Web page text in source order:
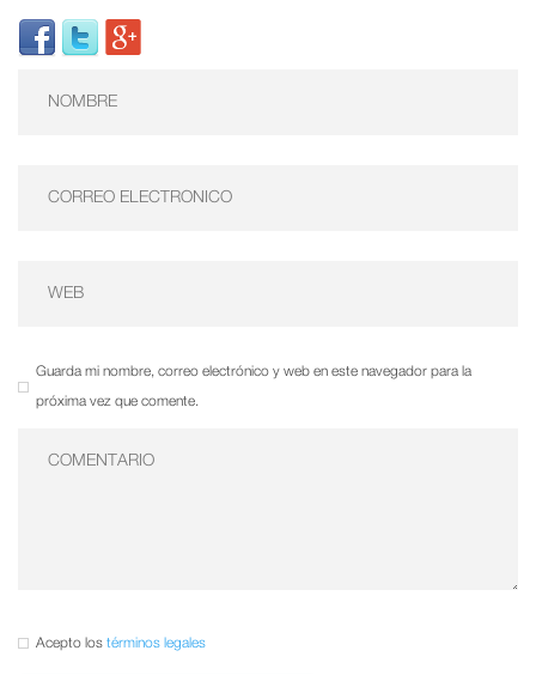
Guarda mi nombre, correo electrónico y web en este navegador para la
próxima vez que comente.
Acepto los términos legales